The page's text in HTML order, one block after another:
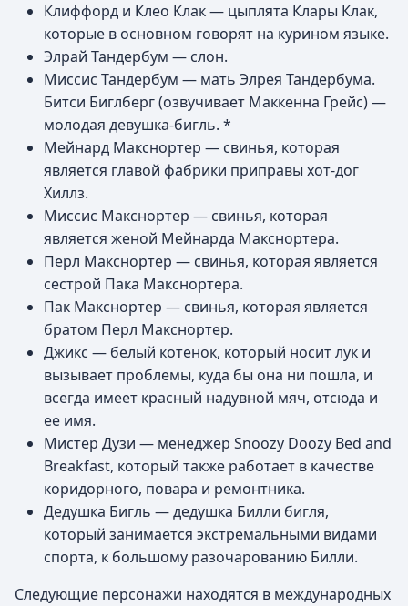
Клиффорд и Клео Клак — цыплята Клары Клак,
которые в основном говорят на курином языке.
Элрай Тандербум — слон.
Миссис Тандербум — мать Элрея Тандербума.
Битси Биглберг (озвучивает Маккенна Грейс) —
молодая девушка-бигль. *
Мейнард Макснортер — свинья, которая
является главой фабрики приправы хот-дог
Хиллз.
Миссис Макснортер — свинья, которая
является женой Мейнарда Макснортера.
Перл Макснортер — свинья, которая является
сестрой Пака Макснортера.
Пак Макснортер — свинья, которая является
братом Перл Макснортер.
Джикс — белый котенок, который носит лук и
вызывает проблемы, куда бы она ни пошла, и
всегда имеет красный надувной мяч, отсюда и
ее имя.
Мистер Дузи — менеджер Snoozy Doozy Bed and
Breakfast, который также работает в качестве
коридорного, повара и ремонтника.
Дедушка Бигль — дедушка Билли бигля,
который занимается экстремальными видами
спорта, к большому разочарованию Билли.
Следующие персонажи находятся в международных